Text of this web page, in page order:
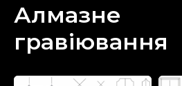
Алмазне
гравіювання